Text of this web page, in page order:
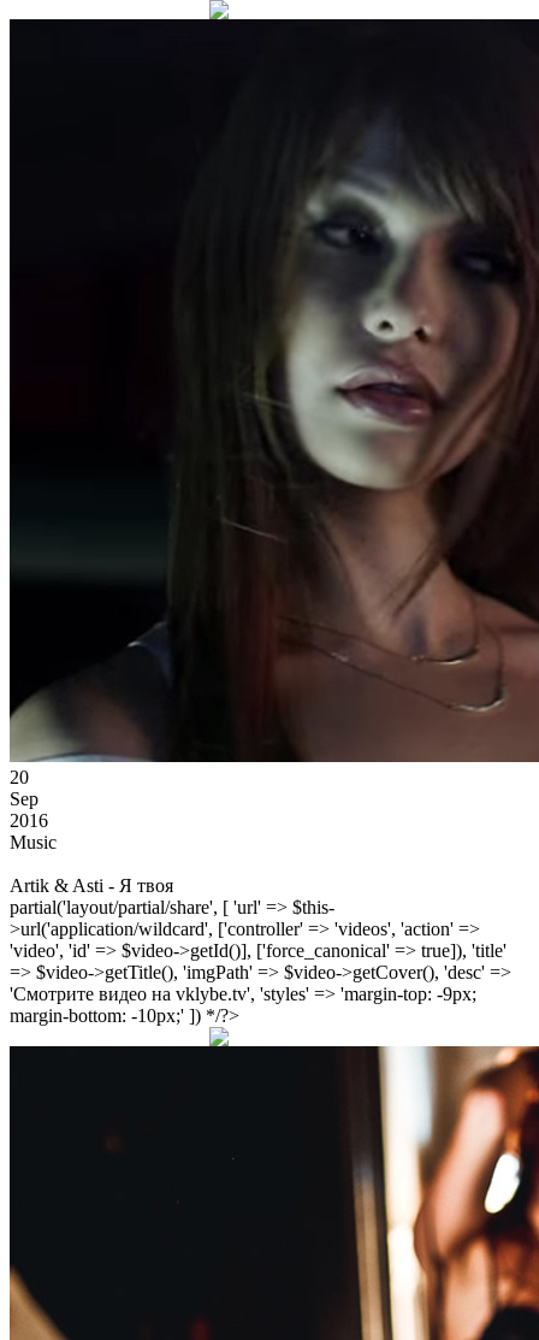
20
Sep
2016
Music
Artik & Asti - Я твоя
partial('layout/partial/share', [ 'url' => $this-
>url('application/wildcard', ['controller' => 'videos', 'action' =>
'video', 'id' => $video->getId()], ['force_canonical' => true]), 'title'
=> $video->getTitle(), 'imgPath' => $video->getCover(), 'desc' =>
'Смотрите видео на vklybe.tv', 'styles' => 'margin-top: -9px;
margin-bottom: -10px;' ]) */?>